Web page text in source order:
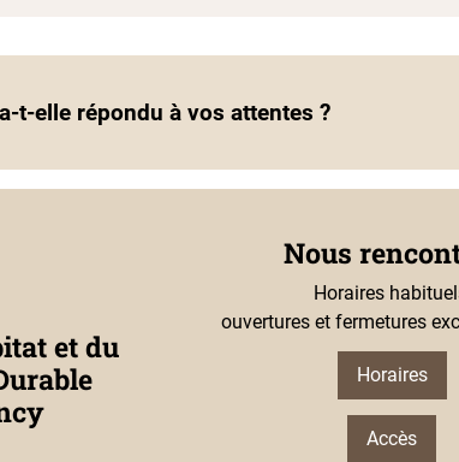
t-elle répondu à vos attentes ?
et du
Nous
Horaires
ouvertures et fermetures
Horaires
Accès